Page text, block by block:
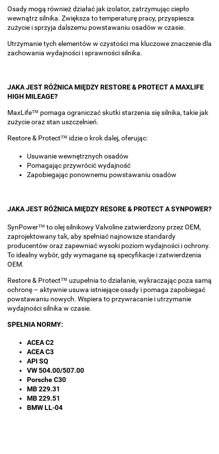
Osady mogą również działać jak izolator, zatrzymując ciepło
wewnątrz silnika. Zwiększa to temperaturę pracy, przyspiesza
zużycie i sprzyja dalszemu powstawaniu osadów w czasie.
Utrzymanie tych elementów w czystości ma kluczowe znaczenie dla
zachowania wydajności i sprawności silnika.
JAKA JEST RÓŻNICA MIĘDZY RESTORE & PROTECT A MAXLIFE
HIGH MILEAGE?
MaxLife™ pomaga ograniczać skutki starzenia się silnika, takie jak
zużycie oraz stan uszczelnień.
Restore & Protect™ idzie o krok dalej, oferując:
Usuwanie wewnętrznych osadów
Pomagając przywrócić wydajność
Zapobiegając ponownemu powstawaniu osadów
JAKA JEST RÓŻNICA MIĘDZY RESORE & PROTECT A SYNPOWER?
SynPower™ to olej silnikowy Valvoline zatwierdzony przez OEM,
zaprojektowany tak, aby spełniać najnowsze standardy
producentów oraz zapewniać wysoki poziom wydajności i ochrony.
To idealny wybór, gdy wymagane są specyfikacje i zatwierdzenia
OEM.
Restore & Protect™ uzupełnia to działanie, wykraczając poza samą
ochronę – aktywnie usuwa istniejące osady i pomaga zapobiegać
powstawaniu nowych. Wspiera to przywracanie i utrzymanie
wydajności silnika w czasie.
SPEŁNIA NORMY:
ACEA C2
ACEA C3
API SQ
VW 504.00/507.00
Porsche C30
MB 229.31
MB 229.51
BMW LL-04